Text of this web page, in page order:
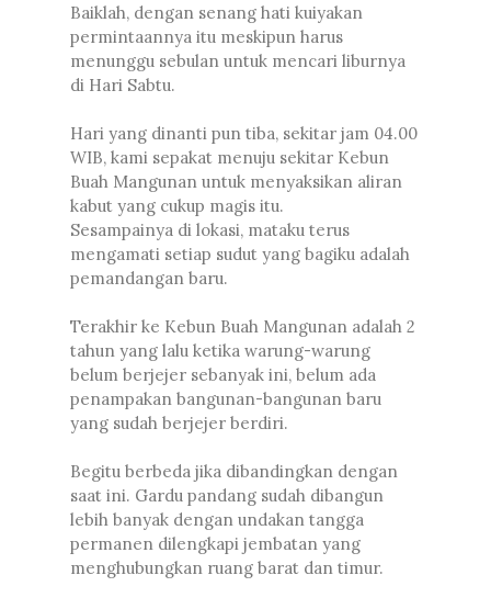
Baiklah, dengan senang hati kuiyakan
permintaannya itu meskipun harus
menunggu sebulan untuk mencari liburnya
di Hari Sabtu.
Hari yang dinanti pun tiba, sekitar jam 04.00
WIB, kami sepakat menuju sekitar Kebun
Buah Mangunan untuk menyaksikan aliran
kabut yang cukup magis itu.
Sesampainya di lokasi, mataku terus
mengamati setiap sudut yang bagiku adalah
pemandangan baru.
Terakhir ke Kebun Buah Mangunan adalah 2
tahun yang lalu ketika warung-warung
belum berjejer sebanyak ini, belum ada
penampakan bangunan-bangunan baru
yang sudah berjejer berdiri.
Begitu berbeda jika dibandingkan dengan
saat ini. Gardu pandang sudah dibangun
lebih banyak dengan undakan tangga
permanen dilengkapi jembatan yang
menghubungkan ruang barat dan timur.